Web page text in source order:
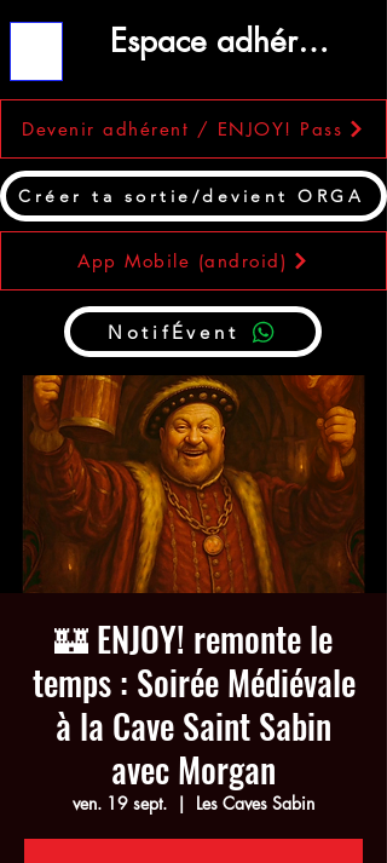
Devenir adhérent / ENJOY! Pass
Créer ta sortie/devient ORGA
Espace adhérent
NotifÉvent
App Mobile (android)
🏰 ENJOY! remonte le
temps : Soirée Médiévale
à la Cave Saint Sabin
avec Morgan
ven. 19 sept.
  |
Les Caves Sabin